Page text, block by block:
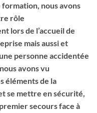
nous avons
rôle
lors de l’accueil de
mais aussi et
personne accidentée
avons vu
éléments de la
se mettre en sécurité,
secours face à